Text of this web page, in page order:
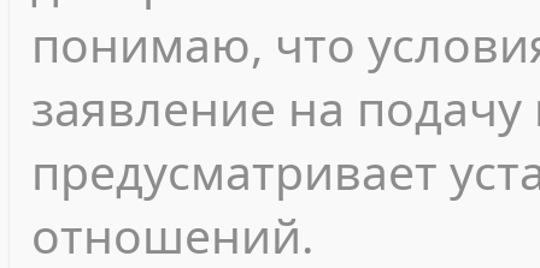
понимаю, что
заявление на
предусматривает
отношений.